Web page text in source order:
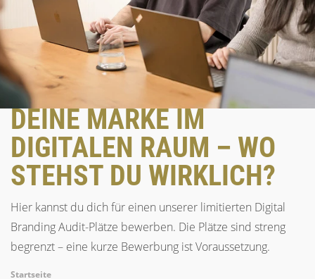
DEINE MARKE IM
DIGITALEN RAUM – WO
STEHST DU WIRKLICH?
Hier kannst du dich für einen unserer limitierten Digital
Branding Audit-Plätze bewerben. Die Plätze sind streng
begrenzt – eine kurze Bewerbung ist Voraussetzung.
Startseite